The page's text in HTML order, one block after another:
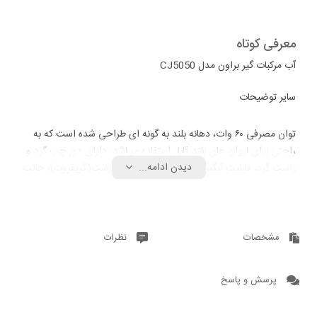
معرفی کوتاه
آب مرکبات گیر براون مدل CJ5050
سایر توضیحات
توان مصرفی ۶۰ وات، دهانه بلند به گونه ای طراحی شده است که به
راحتی برای لیوان های بلند قابل استفاده میباشد، دارای دور چپ گرد و
راست گرد، قابلیت آبگیری لیمو ترش تا مرکبات درشت(گریفروت)، حالت
دیدن ادامه...
مشخصات نظرات
پرسش و پاسخ